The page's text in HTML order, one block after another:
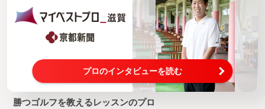
プロのインタビューを読む
勝つゴルフを教えるレッスンのプロ